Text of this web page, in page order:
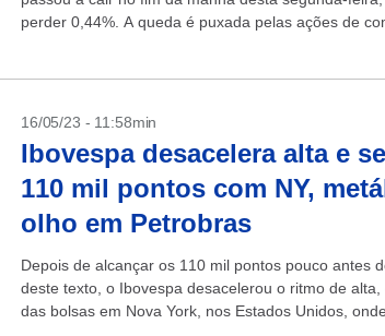
perder 0,44%. A queda é puxada pelas ações de
16/05/23 - 11:58min
Ibovespa desacelera alta e
110 mil pontos com NY,
olho em Petrobras
Depois de alcançar os 110 mil pontos pouco antes
deste texto, o Ibovespa desacelerou o ritmo de
das bolsas em Nova York, nos Estados Unidos, onde